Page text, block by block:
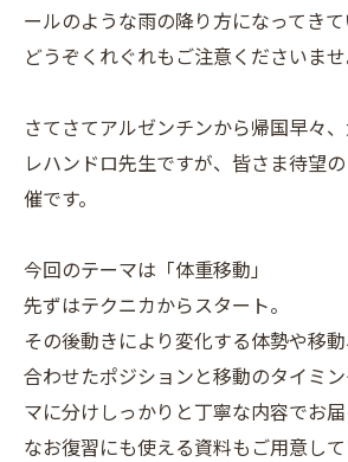
ールのような雨の降り方になってきて
どうぞくれぐれもご注意くださいませ
さてさてアルゼンチンから帰国早々
レハンドロ先生ですが、皆さま待望
催です。
今回のテーマは「体重移動」
先ずはテクニカからスタート。
その後動きにより変化する体勢や移
合わせたポジションと移動のタイミ
マに分けしっかりと丁寧な内容でお届
なお復習にも使える資料もご用意し